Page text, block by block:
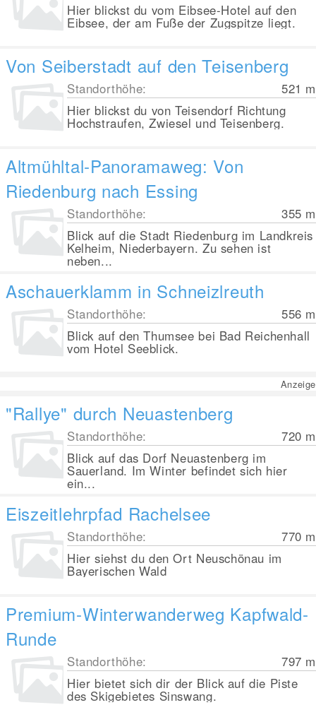
Hier blickst du vom Eibsee-Hotel auf den
Eibsee, der am Fuße der Zugspitze liegt.
Von Seiberstadt auf den Teisenberg
Standorthöhe: 521 m
Hier blickst du von Teisendorf Richtung
Hochstraufen, Zwiesel und Teisenberg.
Altmühltal-Panoramaweg: Von
Riedenburg nach Essing
Standorthöhe: 355 m
Blick auf die Stadt Riedenburg im Landkreis
Kelheim, Niederbayern. Zu sehen ist
neben...
Aschauerklamm in Schneizlreuth
Standorthöhe: 556 m
Blick auf den Thumsee bei Bad Reichenhall
vom Hotel Seeblick.
Anzeige
"Rallye" durch Neuastenberg
Standorthöhe: 720 m
Blick auf das Dorf Neuastenberg im
Sauerland. Im Winter befindet sich hier
ein...
Eiszeitlehrpfad Rachelsee
Standorthöhe: 770 m
Hier siehst du den Ort Neuschönau im
Bayerischen Wald
Premium-Winterwanderweg Kapfwald-
Runde
Standorthöhe: 797 m
Hier bietet sich dir der Blick auf die Piste
des Skigebietes Sinswang.